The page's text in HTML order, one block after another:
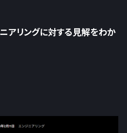
アリングに対する見解をわか